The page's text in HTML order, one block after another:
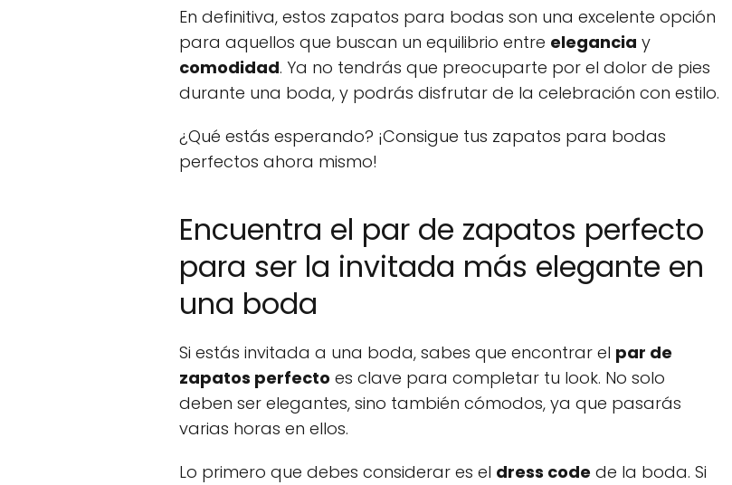
En definitiva, estos zapatos para bodas son una excelente opción
para aquellos que buscan un equilibrio entre elegancia y
comodidad. Ya no tendrás que preocuparte por el dolor de pies
durante una boda, y podrás disfrutar de la celebración con estilo.
¿Qué estás esperando? ¡Consigue tus zapatos para bodas
perfectos ahora mismo!
Encuentra el par de zapatos perfecto
para ser la invitada más elegante en
una boda
Si estás invitada a una boda, sabes que encontrar el par de
zapatos perfecto es clave para completar tu look. No solo
deben ser elegantes, sino también cómodos, ya que pasarás
varias horas en ellos.
Lo primero que debes considerar es el dress code de la boda. Si